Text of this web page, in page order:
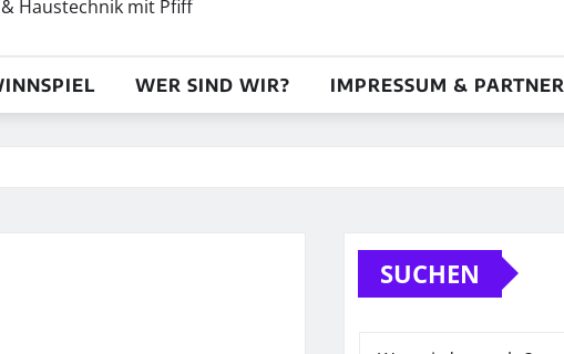
Haustechnik mit Pfiff
WER SIND WIR? IMPRESSUM & PARTNER
SUCHEN